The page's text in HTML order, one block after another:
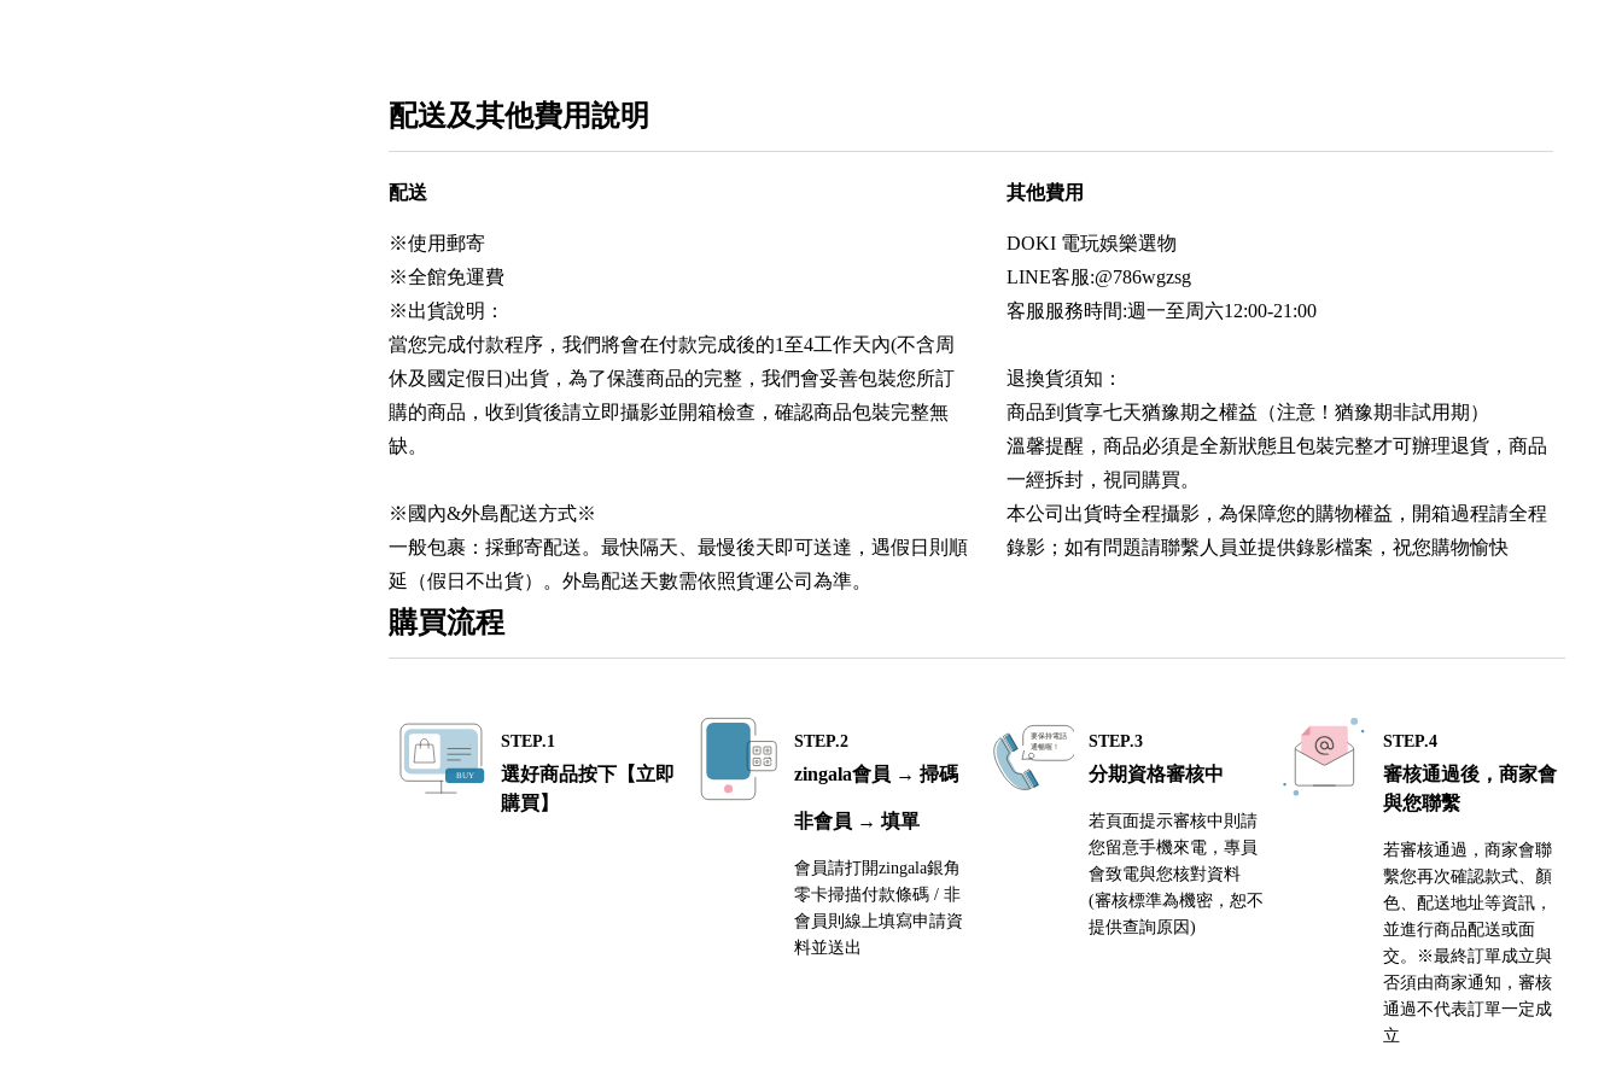
配送及其他費用說明
配送
※使用郵寄
※全館免運費
※出貨說明：
當您完成付款程序，我們將會在付款完成後的1至4工作天內(不含周
休及國定假日)出貨，為了保護商品的完整，我們會妥善包裝您所訂
購的商品，收到貨後請立即攝影並開箱檢查，確認商品包裝完整無
缺。
※國內&外島配送方式※
一般包裹：採郵寄配送。最快隔天、最慢後天即可送達，遇假日則順
延（假日不出貨）。外島配送天數需依照貨運公司為準。
其他費用
DOKI 電玩娛樂選物
LINE客服:@786wgzsg
客服服務時間:週一至周六12:00-21:00
退換貨須知：
商品到貨享七天猶豫期之權益（注意！猶豫期非試用期）
溫馨提醒，商品必須是全新狀態且包裝完整才可辦理退貨，商品
一經拆封，視同購買。
本公司出貨時全程攝影，為保障您的購物權益，開箱過程請全程
錄影；如有問題請聯繫人員並提供錄影檔案，祝您購物愉快
購買流程
STEP.1
選好商品按下【立即
購買】
STEP.2
zingala會員 → 掃碼
非會員 → 填單
會員請打開zingala銀角
零卡掃描付款條碼 / 非
會員則線上填寫申請資
料並送出
STEP.3
分期資格審核中
若頁面提示審核中則請
您留意手機來電，專員
會致電與您核對資料
(審核標準為機密，恕不
提供查詢原因)
STEP.4
審核通過後，商家會
與您聯繫
若審核通過，商家會聯
繫您再次確認款式、顏
色、配送地址等資訊，
並進行商品配送或面
交。※最終訂單成立與
否須由商家通知，審核
通過不代表訂單一定成
立